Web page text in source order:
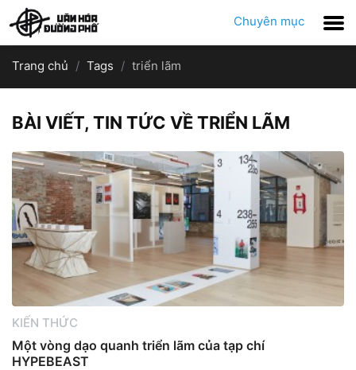
Chuyên mục
Trang chủ Tags triển lãm
BÀI VIẾT, TIN TỨC VỀ TRIỂN LÃM
KIẾN THỨC
Một vòng dạo quanh triển lãm của tạp chí
HYPEBEAST